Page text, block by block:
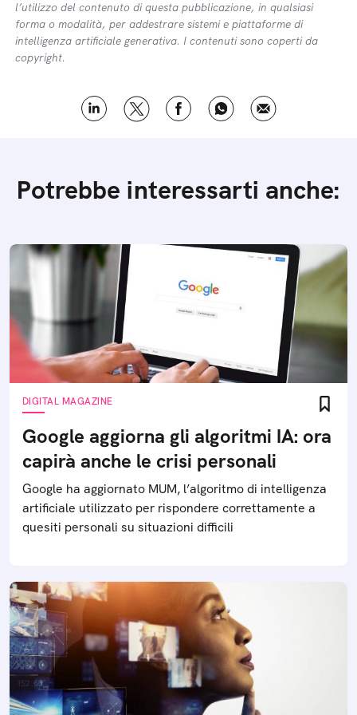
l’utilizzo del contenuto di questa pubblicazione, in qualsiasi
forma o modalità, per addestrare sistemi e piattaforme di
intelligenza artificiale generativa. I contenuti sono coperti da
copyright.
Potrebbe interessarti anche:
DIGITAL MAGAZINE
Google aggiorna gli algoritmi IA: ora
capirà anche le crisi personali
Google ha aggiornato MUM, l’algoritmo di intelligenza
artificiale utilizzato per rispondere correttamente a
quesiti personali su situazioni difficili